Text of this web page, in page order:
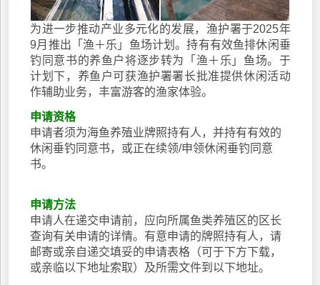
为进一步推动产业多元化的发展，渔护署于2025年
9月推出「渔＋乐」鱼场计划。持有有效鱼排休闲垂
钓同意书的养鱼户将逐步转为「渔＋乐」鱼场。于
计划下，养鱼户可获渔护署署长批准提供休闲活动
作辅助业务，丰富游客的渔家体验。
申请资格
申请者须为海鱼养殖业牌照持有人，并持有有效的
休闲垂钓同意书，或正在续领/申领休闲垂钓同意
书。
申请方法
申请人在递交申请前，应向所属鱼类养殖区的区长
查询有关申请的详情。有意申请的牌照持有人，请
邮寄或亲自递交填妥的申请表格（可于下方下载，
或亲临以下地址索取）及所需文件到以下地址。